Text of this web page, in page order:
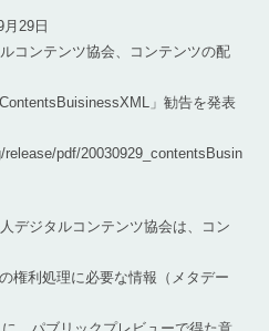
29日
コンテンツ協会、コンテンツの配
」勧告を発表
pdf/20030929_contentsBusin
デジタルコンテンツ協会は、コン
権利処理に必要な情報（メタデー